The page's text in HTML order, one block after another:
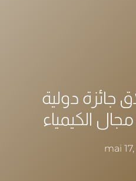
الكيمياء
mai